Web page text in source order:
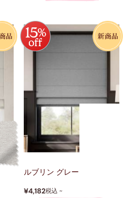
ルブリン グレー
¥4,182税込 ~